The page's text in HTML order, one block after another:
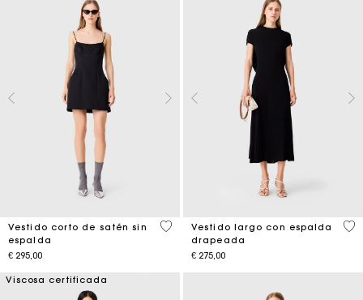
Vestido corto de satén sin
espalda
€ 295,00
3,5 out of 5 Customer Rating
Vestido largo con espalda
drapeada
€ 275,00
4,6
Viscosa certificada